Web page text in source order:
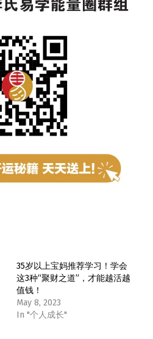
35岁以上宝妈推荐学习！学会
这3种“聚财之道”，才能越活越
值钱！
May 8, 2023
In "个人成长"